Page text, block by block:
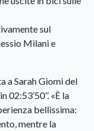
sul
Milani e
a Sarah Giomi del
«È la
bellissima:
mentre la